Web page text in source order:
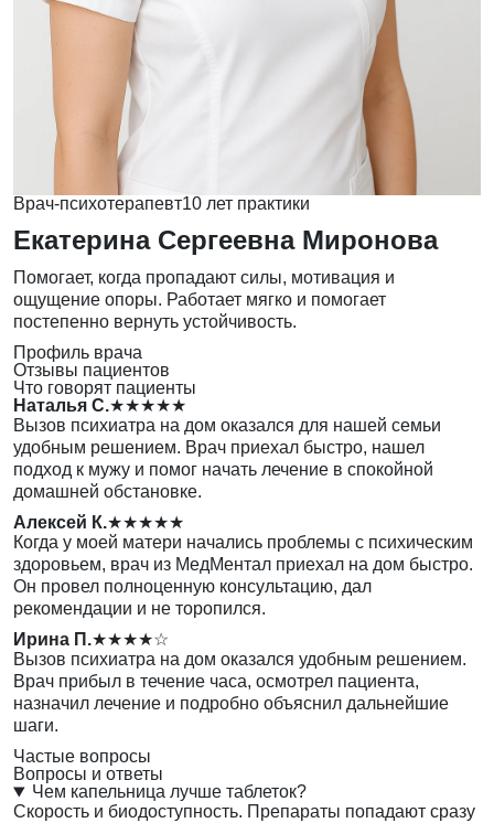
Врач-психотерапевт10 лет практики
Екатерина Сергеевна Миронова
Помогает, когда пропадают силы, мотивация и
ощущение опоры. Работает мягко и помогает
постепенно вернуть устойчивость.
Профиль врача
Отзывы пациентов
Что говорят пациенты
Наталья С.★★★★★
Вызов психиатра на дом оказался для нашей семьи
удобным решением. Врач приехал быстро, нашел
подход к мужу и помог начать лечение в спокойной
домашней обстановке.
Алексей К.★★★★★
Когда у моей матери начались проблемы с психическим
здоровьем, врач из МедМентал приехал на дом быстро.
Он провел полноценную консультацию, дал
рекомендации и не торопился.
Ирина П.★★★★☆
Вызов психиатра на дом оказался удобным решением.
Врач прибыл в течение часа, осмотрел пациента,
назначил лечение и подробно объяснил дальнейшие
шаги.
Частые вопросы
Вопросы и ответы
Чем капельница лучше таблеток?
Скорость и биодоступность. Препараты попадают сразу